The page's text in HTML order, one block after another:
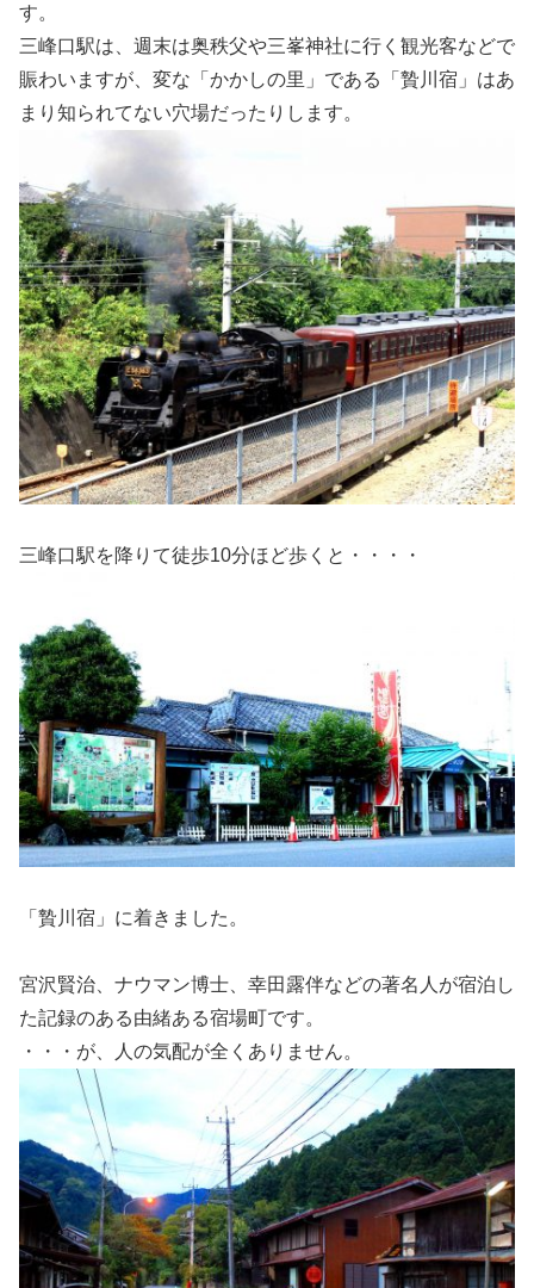
す。
三峰口駅は、週末は奥秩父や三峯神社に行く観光客などで
賑わいますが、変な「かかしの里」である「贄川宿」はあ
まり知られてない穴場だったりします。
三峰口駅を降りて徒歩10分ほど歩くと・・・・
「贄川宿」に着きました。
宮沢賢治、ナウマン博士、幸田露伴などの著名人が宿泊し
た記録のある由緒ある宿場町です。
・・・が、人の気配が全くありません。